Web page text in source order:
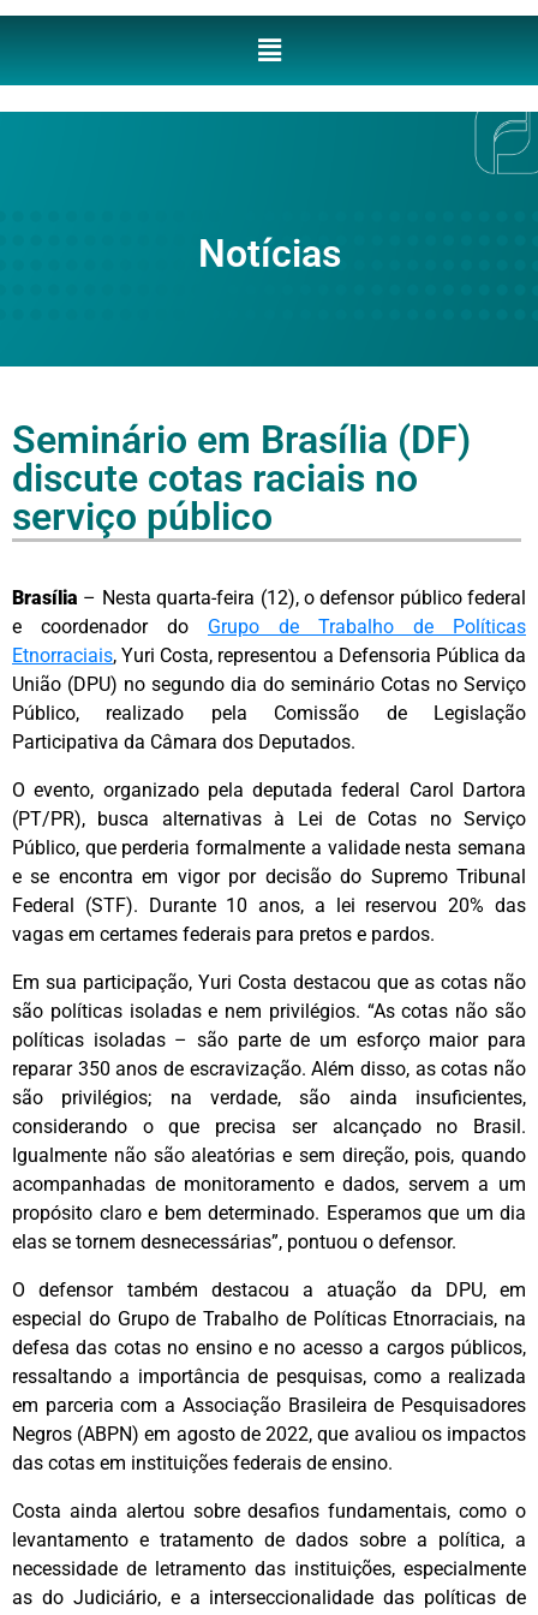
Notícias
Seminário em Brasília (DF)
discute cotas raciais no
serviço público
Brasília – Nesta quarta-feira (12), o defensor público federal
e coordenador do Grupo de Trabalho de Políticas
Etnorraciais, Yuri Costa, representou a Defensoria Pública da
União (DPU) no segundo dia do seminário Cotas no Serviço
Público, realizado pela Comissão de Legislação
Participativa da Câmara dos Deputados.
O evento, organizado pela deputada federal Carol Dartora
(PT/PR), busca alternativas à Lei de Cotas no Serviço
Público, que perderia formalmente a validade nesta semana
e se encontra em vigor por decisão do Supremo Tribunal
Federal (STF). Durante 10 anos, a lei reservou 20% das
vagas em certames federais para pretos e pardos.
Em sua participação, Yuri Costa destacou que as cotas não
são políticas isoladas e nem privilégios. “As cotas não são
políticas isoladas – são parte de um esforço maior para
reparar 350 anos de escravização. Além disso, as cotas não
são privilégios; na verdade, são ainda insuficientes,
considerando o que precisa ser alcançado no Brasil.
Igualmente não são aleatórias e sem direção, pois, quando
acompanhadas de monitoramento e dados, servem a um
propósito claro e bem determinado. Esperamos que um dia
elas se tornem desnecessárias”, pontuou o defensor.
O defensor também destacou a atuação da DPU, em
especial do Grupo de Trabalho de Políticas Etnorraciais, na
defesa das cotas no ensino e no acesso a cargos públicos,
ressaltando a importância de pesquisas, como a realizada
em parceria com a Associação Brasileira de Pesquisadores
Negros (ABPN) em agosto de 2022, que avaliou os impactos
das cotas em instituições federais de ensino.
Costa ainda alertou sobre desafios fundamentais, como o
levantamento e tratamento de dados sobre a política, a
necessidade de letramento das instituições, especialmente
as do Judiciário, e a interseccionalidade das políticas de